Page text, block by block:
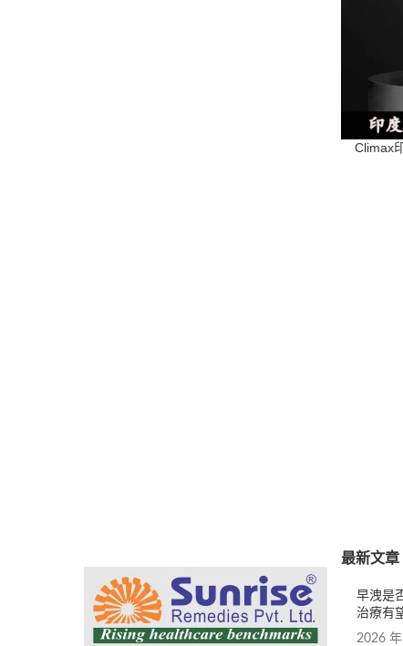
Climax
最新文章
早洩是
治療有
2026